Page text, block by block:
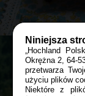
Bądź z
Niniejsza
„Hochland
Okrężna 2, 64-
przetwarza
użyciu plików
Niektóre z